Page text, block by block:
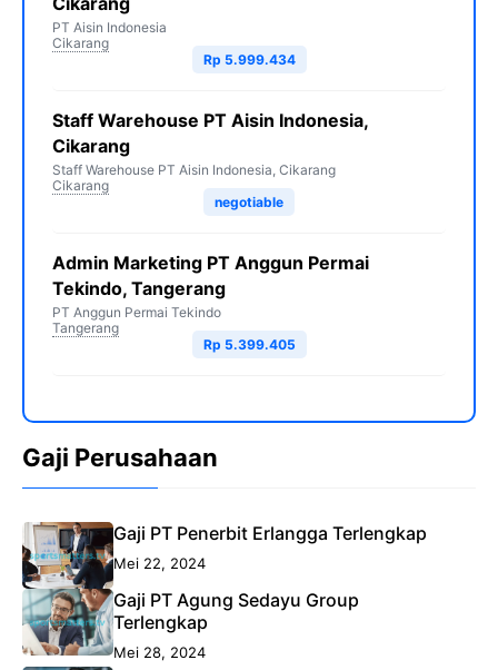
PT Aisin Indonesia
Cikarang
Rp 5.999.434
Staff Warehouse PT Aisin Indonesia,
Cikarang
Staff Warehouse PT Aisin Indonesia, Cikarang
Cikarang
negotiable
Admin Marketing PT Anggun Permai
Tekindo, Tangerang
PT Anggun Permai Tekindo
Tangerang
Rp 5.399.405
Gaji Perusahaan
Gaji PT Penerbit Erlangga Terlengkap
Mei 22, 2024
Gaji PT Agung Sedayu Group
Terlengkap
Mei 28, 2024